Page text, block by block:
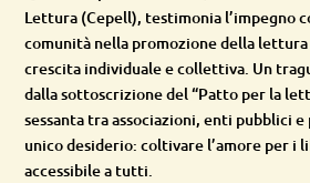
Lettura (Cepell), testimonia l’impegno
comunità nella promozione della
crescita individuale e collettiva. Un
dalla sottoscrizione del “Patto per la
sessanta tra associazioni, enti pubblici
unico desiderio: coltivare l’amore per i
accessibile a tutti.